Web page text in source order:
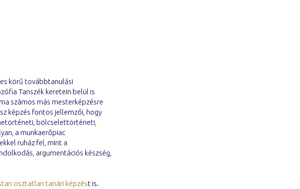
körű továbbtanulási
Tanszék keretein belül is
számos más mesterképzésre
képzés fontos jellemzői, hogy
bölcselettörténeti,
a munkaerőpiac
ruház fel, mint a
argumentációs készség,
osztatlan tanári képzést is.